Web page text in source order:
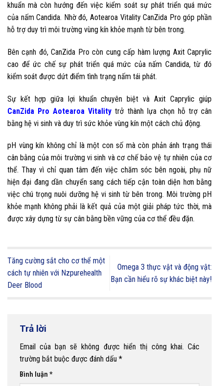
khuẩn mà còn hướng đến việc kiểm soát sự phát triển quá mức
của nấm Candida. Nhờ đó, Aotearoa Vitality CanZida Pro góp phần
hỗ trợ duy trì môi trường vùng kín khỏe mạnh từ bên trong.
Bên cạnh đó, CanZida Pro còn cung cấp hàm lượng Axit Caprylic
cao để ức chế sự phát triển quá mức của nấm Candida, từ đó
kiểm soát được dứt điểm tình trạng nấm tái phát.
Sự kết hợp giữa lợi khuẩn chuyên biệt và Axit Caprylic giúp
CanZida Pro Aotearoa Vitality trở thành lựa chọn hỗ trợ cân
bằng hệ vi sinh và duy trì sức khỏe vùng kín một cách chủ động.
pH vùng kín không chỉ là một con số mà còn phản ánh trạng thái
cân bằng của môi trường vi sinh và cơ chế bảo vệ tự nhiên của cơ
thể. Thay vì chỉ quan tâm đến việc chăm sóc bên ngoài, phụ nữ
hiện đại đang dần chuyển sang cách tiếp cận toàn diện hơn bằng
việc chú trọng nuôi dưỡng hệ vi sinh từ bên trong. Môi trường pH
khỏe mạnh không phải là kết quả của một giải pháp tức thời, mà
được xây dựng từ sự cân bằng bền vững của cơ thể đều đặn.
Tăng cường sắt cho cơ thể một
cách tự nhiên với Nzpurehealth
Deer Blood
Omega 3 thực vật và động vật:
Bạn cần hiểu rõ sự khác biệt này!
Trả lời
Email của bạn sẽ không được hiển thị công khai. Các
trường bắt buộc được đánh dấu *
Bình luận *